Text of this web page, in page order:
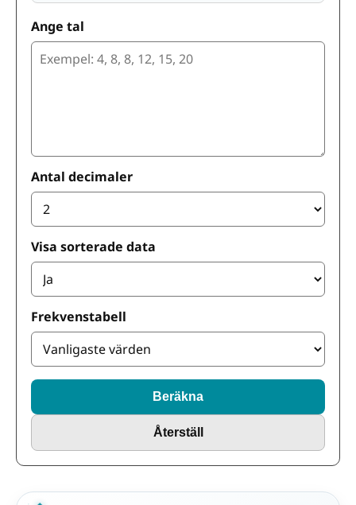
Ange tal
Antal decimaler
Visa sorterade data
Frekvenstabell
Beräkna
Återställ